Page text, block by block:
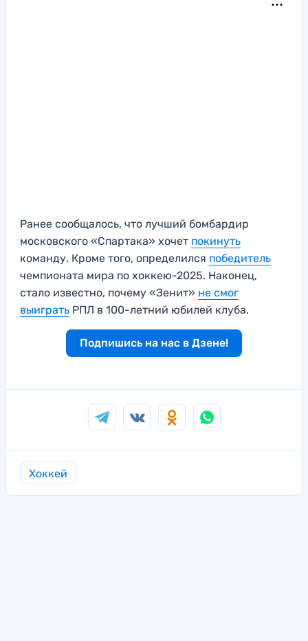
Ранее сообщалось, что лучший бомбардир
московского «Спартака» хочет покинуть
команду. Кроме того, определился победитель
чемпионата мира по хоккею-2025. Наконец,
стало известно, почему «Зенит» не смог
выиграть РПЛ в 100-летний юбилей клуба.
Подпишись на нас в Дзене!
Хоккей